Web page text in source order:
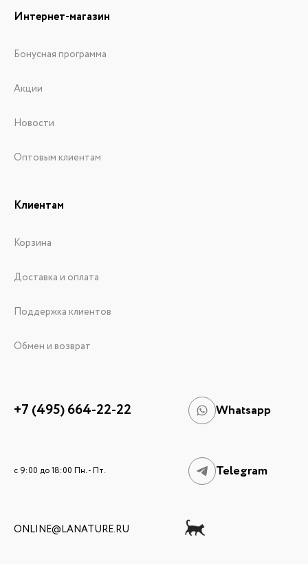
Интернет-магазин
Бонусная программа
Акции
Новости
Оптовым клиентам
Клиентам
Корзина
Доставка и оплата
Поддержка клиентов
Обмен и возврат
+7 (495) 664-22-22 Whatsapp
c 9:00 до 18:00 Пн. - Пт. Telegram
ONLINE@LANATURE.RU